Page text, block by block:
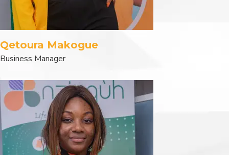
Qetoura Makogue
Business Manager